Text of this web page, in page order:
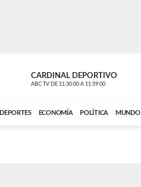
CARDINAL DEPORTIVO
ABC TV DE 11:30:00 A 11:59:00
DEPORTES ECONOMÍA POLÍTICA MUNDO